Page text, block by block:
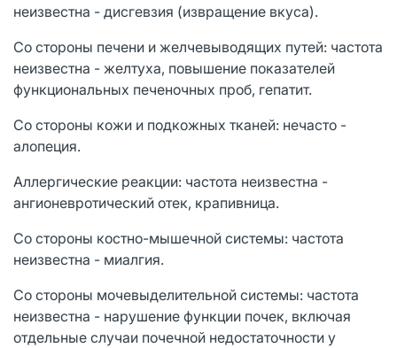
неизвестна - дисгевзия (извращение вкуса).
Со стороны печени и желчевыводящих путей: частота
неизвестна - желтуха, повышение показателей
функциональных печеночных проб, гепатит.
Со стороны кожи и подкожных тканей: нечасто -
алопеция.
Аллергические реакции: частота неизвестна -
ангионевротический отек, крапивница.
Со стороны костно-мышечной системы: частота
неизвестна - миалгия.
Со стороны мочевыделительной системы: частота
неизвестна - нарушение функции почек, включая
отдельные случаи почечной недостаточности у